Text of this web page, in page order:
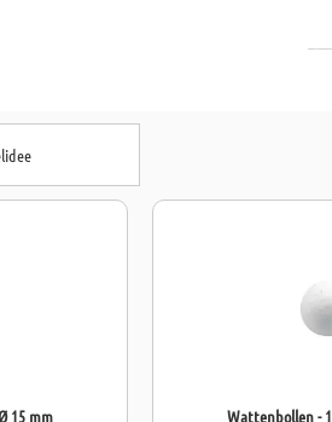
15 mm Wattenbollen -